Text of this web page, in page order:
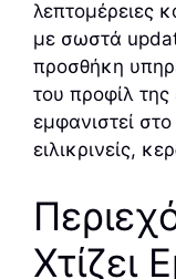
λεπτομέρειες
με σωστά
προσθήκη
του προφίλ της
εμφανιστεί
ειλικρινείς,
Χτίζει